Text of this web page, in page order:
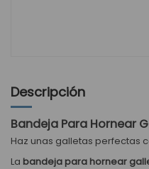
Descripción
Bandeja Para Hornear
Haz unas galletas perfectas
La bandeja para hornear